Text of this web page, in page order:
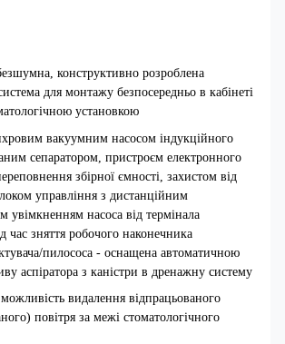
конструктивно розроблена
для монтажу безпосередньо в кабінеті
установкою
вакуумним насосом індукційного
сепаратором, пристроєм електронного
збірної ємності, захистом від
управління з дистанційним
увімкненням насоса від термінала
час зняття робочого наконечника
пилососа - оснащена автоматичною
аспіратора з каністри в дренажну систему
видалення відпрацьованого
повітря за межі стоматологічного